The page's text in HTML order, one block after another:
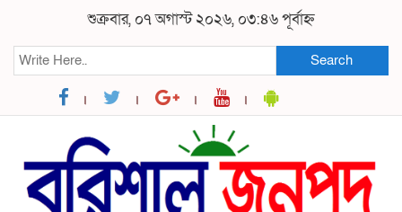
শুক্রবার, ০৭ অগাস্ট ২০২৬, ০৩:৪৬ পূর্বাহ্ন
Search